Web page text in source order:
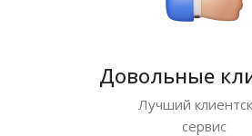
Довольные
Лучший
сервис